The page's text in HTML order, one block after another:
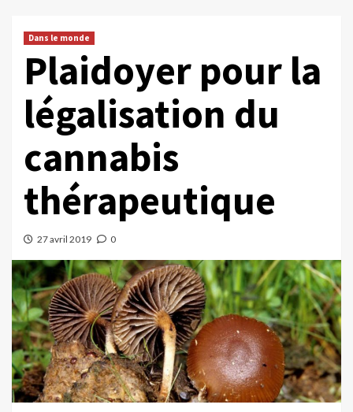
Dans le monde
Plaidoyer pour la
légalisation du
cannabis
thérapeutique
27 avril 2019 0